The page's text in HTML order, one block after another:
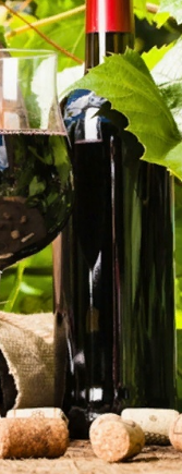
мову”, якої
галерея Одеси
Одеси
центру
та узвози Одеси
центри
Аеропорт
транспорту.
транспорту
підчас
Ви опинились